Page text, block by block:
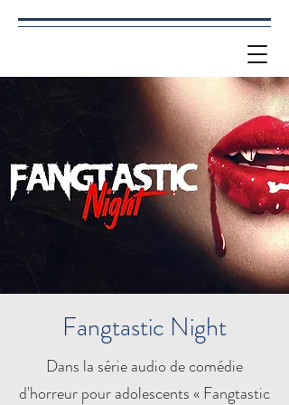
Fangtastic Night
Dans la série audio de comédie
d'horreur pour adolescents « Fangtastic